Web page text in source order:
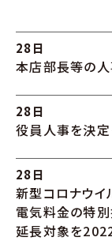
28日
本店部長等の
28日
役員人事を決定
28日
新型コロナウイ
電気料金の特
延長対象を